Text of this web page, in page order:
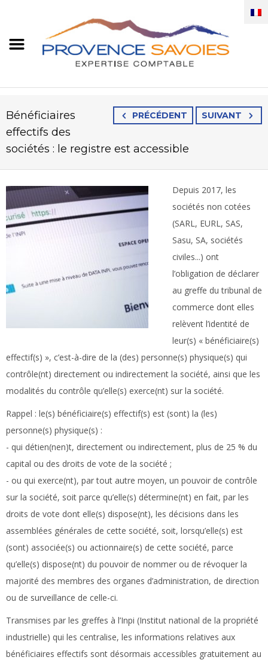
PRÉCÉDENT SUIVANT
Bénéficiaires
effectifs des
sociétés : le registre est accessible
Depuis 2017, les
sociétés non cotées
(SARL, EURL, SAS,
Sasu, SA, sociétés
civiles...) ont
l’obligation de déclarer
au greffe du tribunal de
commerce dont elles
relèvent l’identité de
leur(s) « bénéficiaire(s)
effectif(s) », c’est-à-dire de la (des) personne(s) physique(s) qui
contrôle(nt) directement ou indirectement la société, ainsi que les
modalités du contrôle qu’elle(s) exerce(nt) sur la société.
Rappel : le(s) bénéficiaire(s) effectif(s) est (sont) la (les)
personne(s) physique(s) :
- qui détien(nen)t, directement ou indirectement, plus de 25 % du
capital ou des droits de vote de la société ;
- ou qui exerce(nt), par tout autre moyen, un pouvoir de contrôle
sur la société, soit parce qu’elle(s) détermine(nt) en fait, par les
droits de vote dont elle(s) dispose(nt), les décisions dans les
assemblées générales de cette société, soit, lorsqu’elle(s) est
(sont) associée(s) ou actionnaire(s) de cette société, parce
qu’elle(s) dispose(nt) du pouvoir de nommer ou de révoquer la
majorité des membres des organes d’administration, de direction
ou de surveillance de celle-ci.
Transmises par les greffes à l’Inpi (Institut national de la propriété
industrielle) qui les centralise, les informations relatives aux
bénéficiaires effectifs sont désormais accessibles gratuitement au